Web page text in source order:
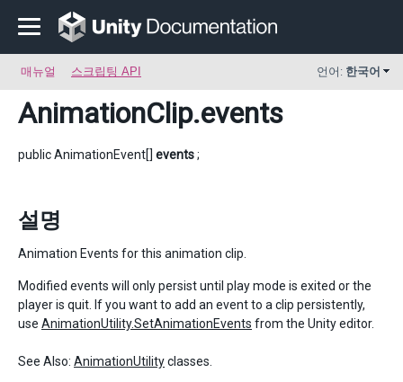
매뉴얼 스크립팅 API 언어: 한국어
AnimationClip.events
public AnimationEvent[] events;
설명
Animation Events for this animation clip.
Modified events will only persist until play mode is exited or the
player is quit. If you want to add an event to a clip persistently,
use AnimationUtility.SetAnimationEvents from the Unity editor.
See Also: AnimationUtilityclasses.